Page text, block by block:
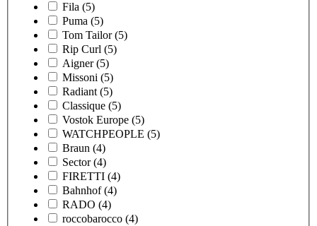
Fila (5)
Puma (5)
Tom Tailor (5)
Rip Curl (5)
Aigner (5)
Missoni (5)
Radiant (5)
Classique (5)
Vostok Europe (5)
WATCHPEOPLE (5)
Braun (4)
Sector (4)
FIRETTI (4)
Bahnhof (4)
RADO (4)
roccobarocco (4)